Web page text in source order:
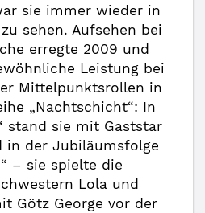
sie immer wieder in
sehen. Aufsehen bei
erregte 2009 und
Leistung bei
Mittelpunktsrollen in
„Nachtschicht“: In
stand sie mit Gaststar
in der Jubiläumsfolge
– sie spielte die
Lola und
Götz George vor der